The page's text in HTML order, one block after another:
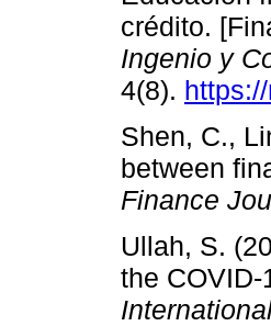
crédito.
Ingenio y
4(8).
Shen, C.,
between
Finance
Ullah, S.
the